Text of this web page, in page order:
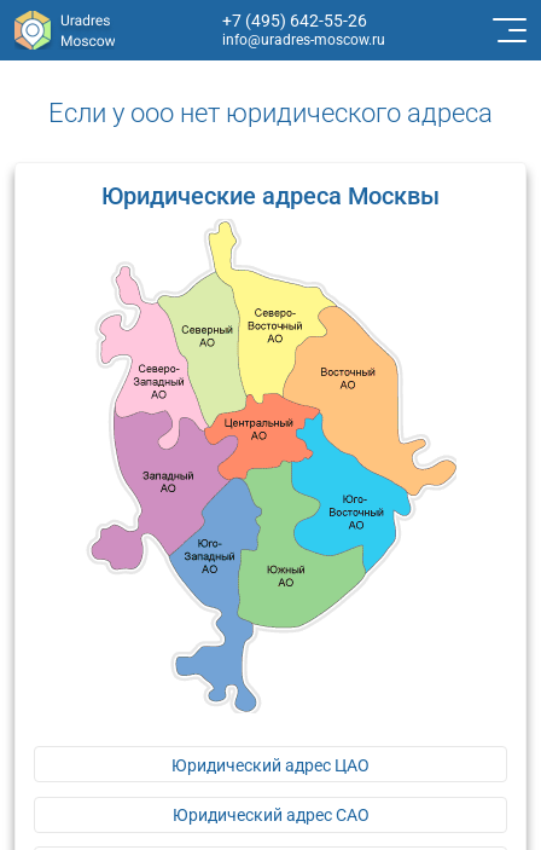
+7 (495) 642-55-26
info@uradres-moscow.ru
Если у ооо нет юридического адреса
Юридические адреса Москвы
Юридический адрес ЦАО
Юридический адрес САО